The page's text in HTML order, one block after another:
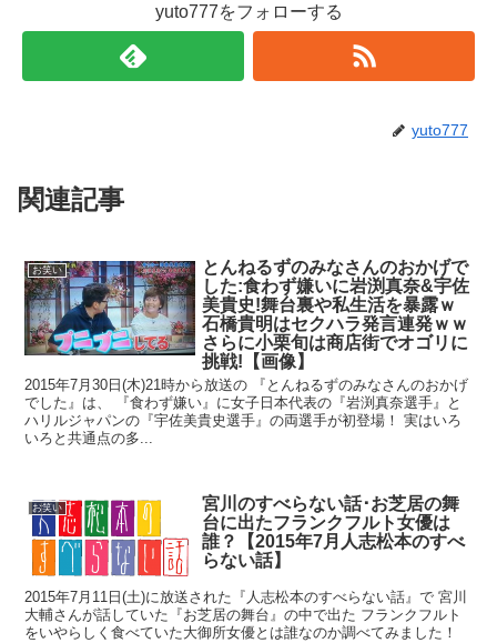
yuto777をフォローする
yuto777
関連記事
お笑い
とんねるずのみなさんのおかげで
した:食わず嫌いに岩渕真奈&宇佐
美貴史!舞台裏や私生活を暴露ｗ
石橋貴明はセクハラ発言連発ｗｗ
さらに小栗旬は商店街でオゴリに
挑戦!【画像】
2015年7月30日(木)21時から放送の 『とんねるずのみなさんのおかげ
でした』は、 『食わず嫌い』に女子日本代表の『岩渕真奈選手』と
ハリルジャパンの『宇佐美貴史選手』の両選手が初登場！ 実はいろ
いろと共通点の多...
お笑い
宮川のすべらない話･お芝居の舞
台に出たフランクフルト女優は
誰？【2015年7月人志松本のすべ
らない話】
2015年7月11日(土)に放送された『人志松本のすべらない話』で 宮川
大輔さんが話していた『お芝居の舞台』の中で出た フランクフルト
をいやらしく食べていた大御所女優とは誰なのか調べてみました！